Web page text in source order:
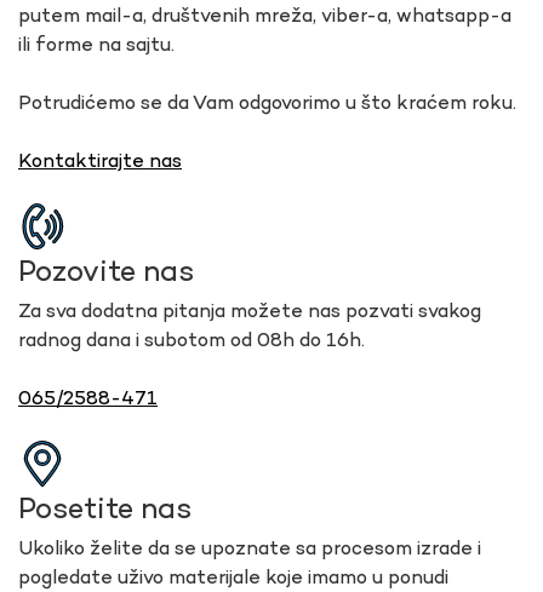
putem mail-a, društvenih mreža, viber-a, whatsapp-a
ili forme na sajtu.
Potrudićemo se da Vam odgovorimo u što kraćem roku.
Kontaktirajte nas
Pozovite nas
Za sva dodatna pitanja možete nas pozvati svakog
radnog dana i subotom od 08h do 16h.
065/2588-471
Posetite nas
Ukoliko želite da se upoznate sa procesom izrade i
pogledate uživo materijale koje imamo u ponudi